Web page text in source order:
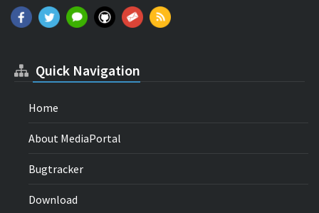
Quick Navigation
Home
About MediaPortal
Bugtracker
Download